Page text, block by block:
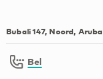
Bubali 147, Noord, Aruba
Bel